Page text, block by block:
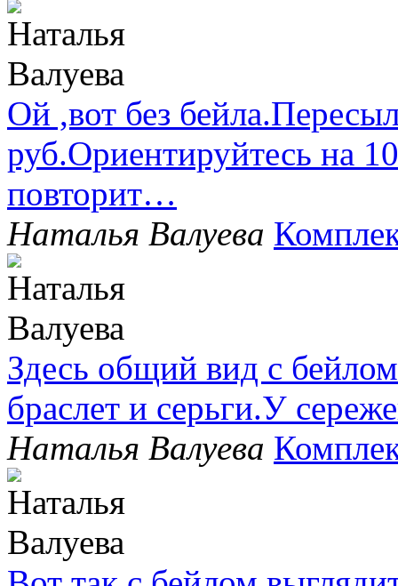
Ой ,вот без
руб.Ориентируйтесь на
повторит…
Наталья Валуева
Здесь общий вид с
браслет и серьги.У
Наталья Валуева